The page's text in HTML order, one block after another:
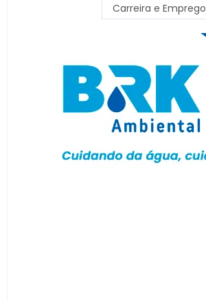
Carreira e Emprego